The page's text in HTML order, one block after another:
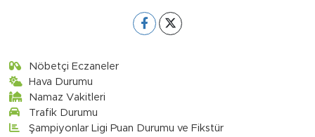
Nöbetçi Eczaneler
Hava Durumu
Namaz Vakitleri
Trafik Durumu
Şampiyonlar Ligi Puan Durumu ve Fikstür